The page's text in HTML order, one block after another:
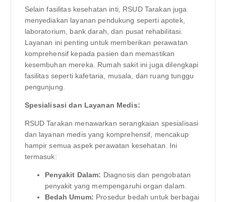
Selain fasilitas kesehatan inti, RSUD Tarakan juga
menyediakan layanan pendukung seperti apotek,
laboratorium, bank darah, dan pusat rehabilitasi.
Layanan ini penting untuk memberikan perawatan
komprehensif kepada pasien dan memastikan
kesembuhan mereka. Rumah sakit ini juga dilengkapi
fasilitas seperti kafetaria, musala, dan ruang tunggu
pengunjung.
Spesialisasi dan Layanan Medis:
RSUD Tarakan menawarkan serangkaian spesialisasi
dan layanan medis yang komprehensif, mencakup
hampir semua aspek perawatan kesehatan. Ini
termasuk:
Penyakit Dalam: Diagnosis dan pengobatan
penyakit yang mempengaruhi organ dalam.
Bedah Umum: Prosedur bedah untuk berbagai